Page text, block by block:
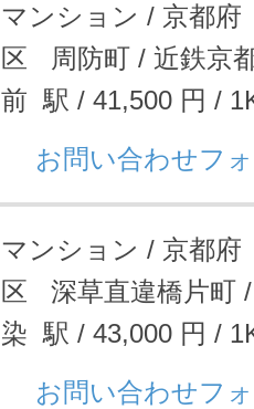
マンション/ 京都
区 周防町/近鉄京
前 駅/41,500 円/
お問い合わせフ
マンション/ 京都
区 深草直違橋片町
染 駅/43,000 円/
お問い合わせフ